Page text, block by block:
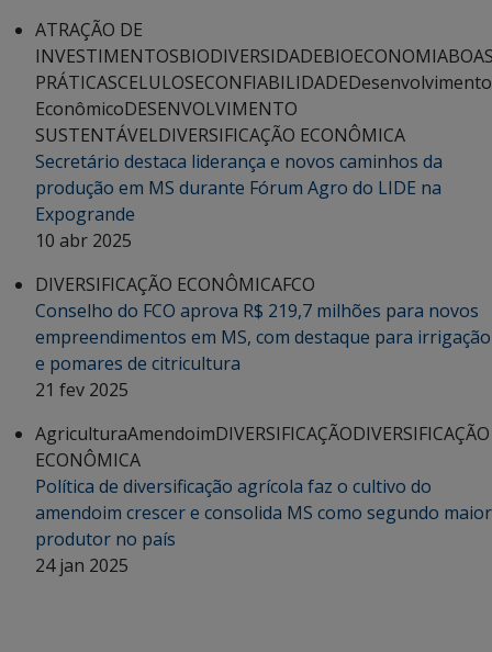
ATRAÇÃO DE
INVESTIMENTOSBIODIVERSIDADEBIOECONOMIA
PRÁTICASCELULOSECONFIABILIDADEDesenvolvimento
EconômicoDESENVOLVIMENTO
SUSTENTÁVELDIVERSIFICAÇÃO ECONÔMICA
Secretário destaca liderança e novos caminhos da
produção em MS durante Fórum Agro do LIDE na
Expogrande
10 abr 2025
DIVERSIFICAÇÃO ECONÔMICAFCO
Conselho do FCO aprova R$ 219,7 milhões para novos
empreendimentos em MS, com destaque para irrigação
e pomares de citricultura
21 fev 2025
AgriculturaAmendoimDIVERSIFICAÇÃODIVERSIFICAÇÃO
ECONÔMICA
Política de diversificação agrícola faz o cultivo do
amendoim crescer e consolida MS como segundo maior
produtor no país
24 jan 2025